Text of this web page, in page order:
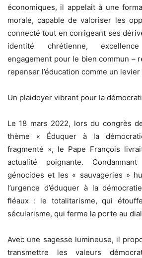
économiques, il appelait à une
morale, capable de valoriser les
connecté tout en corrigeant ses
identité chrétienne,
engagement pour le bien commun –
repenser l’éducation comme un levier
Un plaidoyer vibrant pour la
Le 18 mars 2022, lors du congrès
thème « Éduquer à la
fragmenté », le Pape François
actualité poignante.
génocides et les « sauvageries »
l’urgence d’éduquer à la
fléaux : le totalitarisme, qui
sécularisme, qui ferme la porte au
Avec une sagesse lumineuse, il
transmettre les valeurs